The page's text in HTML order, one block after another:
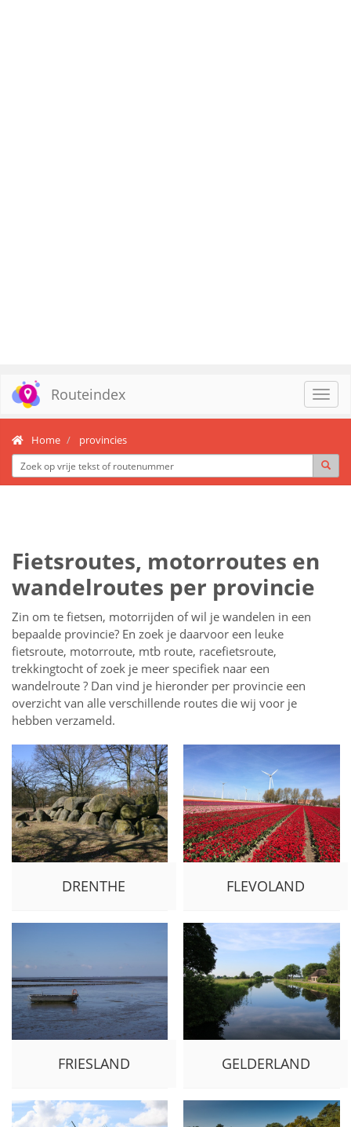
Routeindex
Home provincies
Fietsroutes, motorroutes en
wandelroutes per provincie
Zin om te fietsen, motorrijden of wil je wandelen in een
bepaalde provincie? En zoek je daarvoor een leuke
fietsroute, motorroute, mtb route, racefietsroute,
trekkingtocht of zoek je meer specifiek naar een
wandelroute ? Dan vind je hieronder per provincie een
overzicht van alle verschillende routes die wij voor je
hebben verzameld.
DRENTHE FLEVOLAND
FRIESLAND GELDERLAND